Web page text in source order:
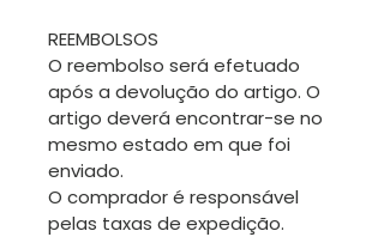
REEMBOLSOS
O reembolso será efetuado
após a devolução do artigo. O
artigo deverá encontrar-se no
mesmo estado em que foi
enviado.
O comprador é responsável
pelas taxas de expedição.